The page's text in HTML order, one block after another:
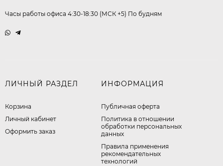
Часы работы офиса 4:30-18:30 (МСК +5) По будням
ЛИЧНЫЙ РАЗДЕЛ
Корзина
Личный кабинет
Оформить заказ
ИНФОРМАЦИЯ
Публичная оферта
​Политика в отношении
обработки персональных
данных
Правила применения
рекомендательных
технологий